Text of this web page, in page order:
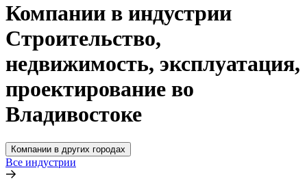
Компании в индустрии
Строительство,
недвижимость, эксплуатация,
проектирование во
Владивостоке
Компании в других городах
Все индустрии